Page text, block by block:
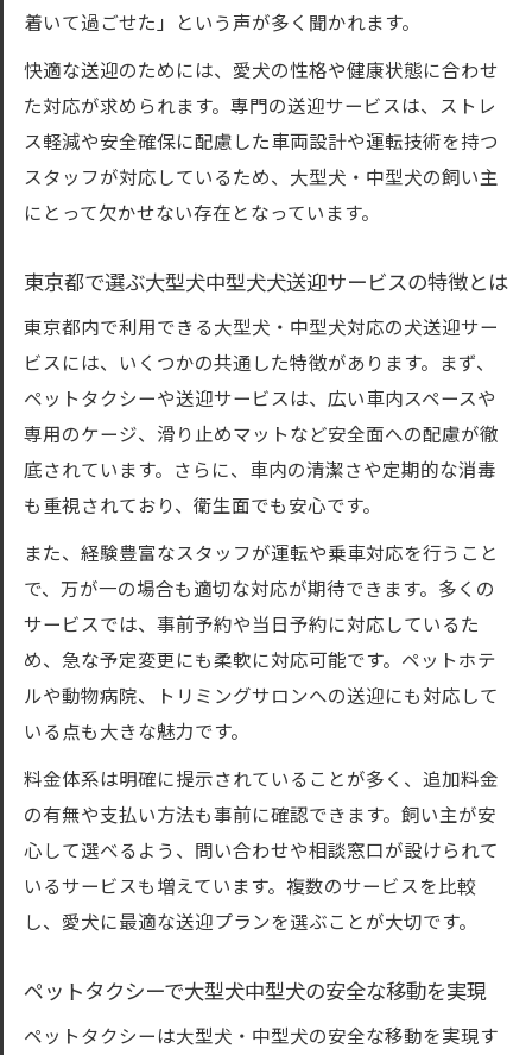
件
大型犬中型犬に対応した設備や車内環境の
確認点
要性
愛犬の送迎が必要なとき知っておきたい事
大型犬中型犬犬送迎を利用する際の準備リ
スト
ペットタクシー利用時の愛犬の健康チェッ
ク方法
犬送迎サービスへの問い合わせ時の確認事
項
東京都内の犬送迎当日の流れとポイント解
説
大型犬中型犬の送迎時に役立つ持ち物リス
ト
犬のサイズ別に学ぶ送迎サービス活用術
大型犬中型犬それぞれに最適な犬送迎の選
び方
ペットタクシー利用時の大型犬中型犬対応
ポイント
犬のサイズに合わせた送迎サービスの活用
東京都で見つかる犬送迎の柔軟なサービス
例
着いて過ごせた」という声が多く聞かれます。
快適な送迎のためには、愛犬の性格や健康状態に合わせ
た対応が求められます。専門の送迎サービスは、ストレ
ス軽減や安全確保に配慮した車両設計や運転技術を持つ
スタッフが対応しているため、大型犬・中型犬の飼い主
にとって欠かせない存在となっています。
東京都で選ぶ大型犬中型犬犬送迎サービスの特徴とは
東京都内で利用できる大型犬・中型犬対応の犬送迎サー
ビスには、いくつかの共通した特徴があります。まず、
ペットタクシーや送迎サービスは、広い車内スペースや
専用のケージ、滑り止めマットなど安全面への配慮が徹
底されています。さらに、車内の清潔さや定期的な消毒
も重視されており、衛生面でも安心です。
また、経験豊富なスタッフが運転や乗車対応を行うこと
で、万が一の場合も適切な対応が期待できます。多くの
サービスでは、事前予約や当日予約に対応しているた
め、急な予定変更にも柔軟に対応可能です。ペットホテ
ルや動物病院、トリミングサロンへの送迎にも対応して
いる点も大きな魅力です。
料金体系は明確に提示されていることが多く、追加料金
の有無や支払い方法も事前に確認できます。飼い主が安
心して選べるよう、問い合わせや相談窓口が設けられて
いるサービスも増えています。複数のサービスを比較
し、愛犬に最適な送迎プランを選ぶことが大切です。
ペットタクシーで大型犬中型犬の安全な移動を実現
ペットタクシーは大型犬・中型犬の安全な移動を実現す